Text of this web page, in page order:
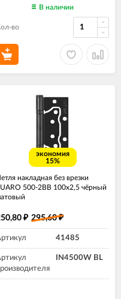
В наличии
во
экономия
15%
накладная без врезки
500-2BB 100x2,5 чёрный
₽ 295,60₽
41485
IN4500W BL